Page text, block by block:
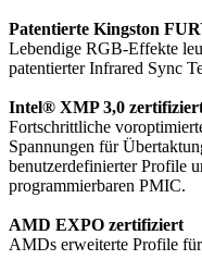
Patentierte Kingston
Lebendige RGB-Effekte
patentierter Infrared Sync
Intel® XMP 3,0
Fortschrittliche
Spannungen für
benutzerdefinierter Profile
programmierbaren PMIC.
AMD EXPO zertifiziert
AMDs erweiterte Profile